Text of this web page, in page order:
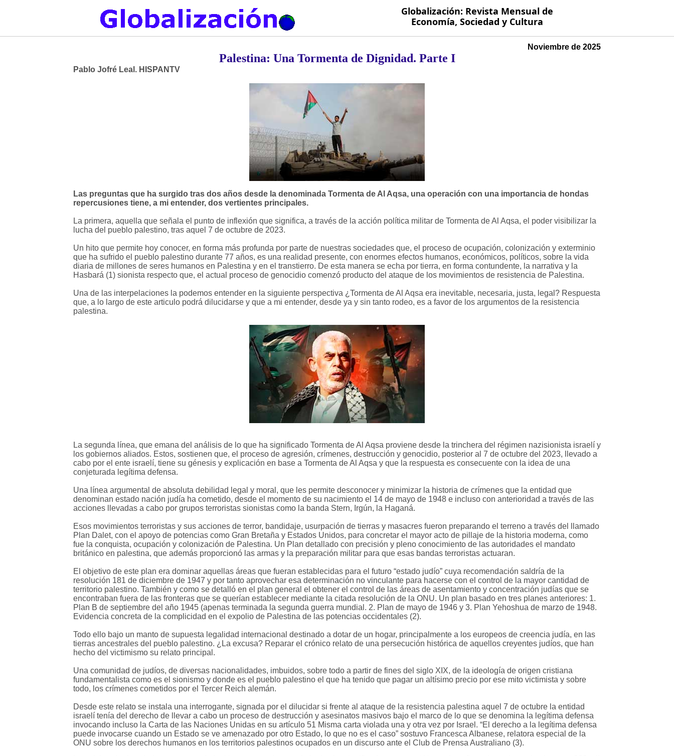
Globalización: Revista Mensual de
Economía, Sociedad y Cultura
Noviembre de 2025
Palestina: Una Tormenta de Dignidad. Parte I
Pablo Jofré Leal. HISPANTV
Las preguntas que ha surgido tras dos años desde la denominada Tormenta de Al Aqsa, una operación con una importancia de hondas
repercusiones tiene, a mi entender, dos vertientes principales.
La primera, aquella que señala el punto de inflexión que significa, a través de la acción política militar de Tormenta de Al Aqsa, el poder visibilizar la
lucha del pueblo palestino, tras aquel 7 de octubre de 2023.
Un hito que permite hoy conocer, en forma más profunda por parte de nuestras sociedades que, el proceso de ocupación, colonización y exterminio
que ha sufrido el pueblo palestino durante 77 años, es una realidad presente, con enormes efectos humanos, económicos, políticos, sobre la vida
diaria de millones de seres humanos en Palestina y en el transtierro. De esta manera se echa por tierra, en forma contundente, la narrativa y la
Hasbará (1) sionista respecto que, el actual proceso de genocidio comenzó producto del ataque de los movimientos de resistencia de Palestina.
Una de las interpelaciones la podemos entender en la siguiente perspectiva ¿Tormenta de Al Aqsa era inevitable, necesaria, justa, legal? Respuesta
que, a lo largo de este articulo podrá dilucidarse y que a mi entender, desde ya y sin tanto rodeo, es a favor de los argumentos de la resistencia
palestina.
La segunda línea, que emana del análisis de lo que ha significado Tormenta de Al Aqsa proviene desde la trinchera del régimen nazisionista israelí y
los gobiernos aliados. Estos, sostienen que, el proceso de agresión, crímenes, destrucción y genocidio, posterior al 7 de octubre del 2023, llevado a
cabo por el ente israelí, tiene su génesis y explicación en base a Tormenta de Al Aqsa y que la respuesta es consecuente con la idea de una
conjeturada legítima defensa.
Una línea argumental de absoluta debilidad legal y moral, que les permite desconocer y minimizar la historia de crímenes que la entidad que
denominan estado nación judía ha cometido, desde el momento de su nacimiento el 14 de mayo de 1948 e incluso con anterioridad a través de las
acciones llevadas a cabo por grupos terroristas sionistas como la banda Stern, Irgún, la Haganá.
Esos movimientos terroristas y sus acciones de terror, bandidaje, usurpación de tierras y masacres fueron preparando el terreno a través del llamado
Plan Dalet, con el apoyo de potencias como Gran Bretaña y Estados Unidos, para concretar el mayor acto de pillaje de la historia moderna, como
fue la conquista, ocupación y colonización de Palestina. Un Plan detallado con precisión y pleno conocimiento de las autoridades el mandato
británico en palestina, que además proporcionó las armas y la preparación militar para que esas bandas terroristas actuaran.
El objetivo de este plan era dominar aquellas áreas que fueran establecidas para el futuro “estado judío” cuya recomendación saldría de la
resolución 181 de diciembre de 1947 y por tanto aprovechar esa determinación no vinculante para hacerse con el control de la mayor cantidad de
territorio palestino. También y como se detalló en el plan general el obtener el control de las áreas de asentamiento y concentración judías que se
encontraban fuera de las fronteras que se querían establecer mediante la citada resolución de la ONU. Un plan basado en tres planes anteriores: 1.
Plan B de septiembre del año 1945 (apenas terminada la segunda guerra mundial. 2. Plan de mayo de 1946 y 3. Plan Yehoshua de marzo de 1948.
Evidencia concreta de la complicidad en el expolio de Palestina de las potencias occidentales (2).
Todo ello bajo un manto de supuesta legalidad internacional destinado a dotar de un hogar, principalmente a los europeos de creencia judía, en las
tierras ancestrales del pueblo palestino. ¿La excusa? Reparar el crónico relato de una persecución histórica de aquellos creyentes judíos, que han
hecho del victimismo su relato principal.
Una comunidad de judíos, de diversas nacionalidades, imbuidos, sobre todo a partir de fines del siglo XIX, de la ideología de origen cristiana
fundamentalista como es el sionismo y donde es el pueblo palestino el que ha tenido que pagar un altísimo precio por ese mito victimista y sobre
todo, los crímenes cometidos por el Tercer Reich alemán.
Desde este relato se instala una interrogante, signada por el dilucidar si frente al ataque de la resistencia palestina aquel 7 de octubre la entidad
israelí tenía del derecho de llevar a cabo un proceso de destrucción y asesinatos masivos bajo el marco de lo que se denomina la legítima defensa
invocando incluso la Carta de las Naciones Unidas en su artículo 51 Misma carta violada una y otra vez por Israel. “El derecho a la legítima defensa
puede invocarse cuando un Estado se ve amenazado por otro Estado, lo que no es el caso” sostuvo Francesca Albanese, relatora especial de la
ONU sobre los derechos humanos en los territorios palestinos ocupados en un discurso ante el Club de Prensa Australiano (3).